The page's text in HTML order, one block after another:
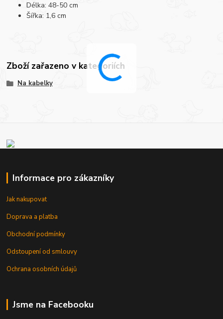
Délka: 48-50 cm
Šířka: 1,6 cm
Zboží zařazeno v kategoriích
Na kabelky
Informace pro zákazníky
Jak nakupovat
Doprava a platba
Obchodní podmínky
Odstoupení od smlouvy
Ochrana osobních údajů
Jsme na Facebooku